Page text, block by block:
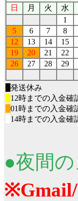
日
月 火 水
1
5
6 7 8
12
13 14 15
19
20 21 22
26
27 28 29
発送休み
12時までの入金確
01時までの入金確
14時までの入金確
●夜間